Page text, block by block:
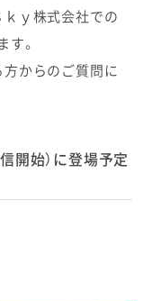
ｋｙ株式会社での
。
方からのご質問に
開始）に登場予定